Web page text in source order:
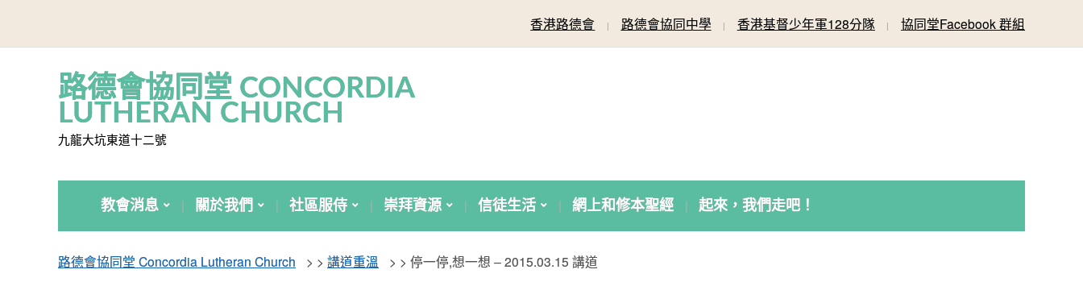
香港路德會 路德會協同中學 香港基督少年軍128分隊 協同堂Facebook 群組
路德會協同堂 CONCORDIA
LUTHERAN CHURCH
九龍大坑東道十二號
教會消息 關於我們 社區服侍 崇拜資源 信徒生活 網上和修本聖經 起來，我們走吧！
路德會協同堂 Concordia Lutheran Church > > 講道重溫 > > 停一停,想一想 – 2015.03.15 講道